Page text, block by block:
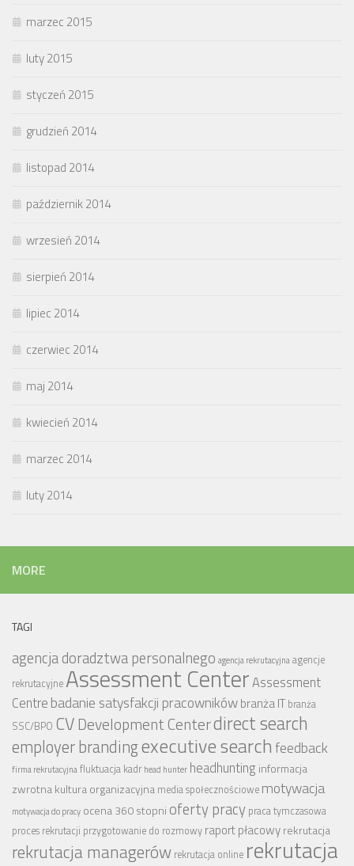
marzec 2015
luty 2015
styczeń 2015
grudzień 2014
listopad 2014
październik 2014
wrzesień 2014
sierpień 2014
lipiec 2014
czerwiec 2014
maj 2014
kwiecień 2014
marzec 2014
luty 2014
MORE
TAGI
agencja doradztwa personalnego agencja rekrutacyjnaagencje
rekrutacyjne Assessment CenterAssessment
Centre badanie satysfakcji pracownikówbranża IT branża
SSC/BPO CV Development Centerdirect search
employer brandingexecutive searchfeedback
firma rekrutacyjnafluktuacja kadr head hunter headhunting informacja
zwrotnakultura organizacyjna media społecznościowe motywacja
motywacja do pracy ocena 360 stopni oferty pracy praca tymczasowa
proces rekrutacji przygotowanie do rozmowy raport płacowyrekrutacja
rekrutacja managerów rekrutacja online rekrutacja